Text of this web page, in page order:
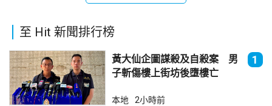
至 Hit 新聞排行榜
黃大仙企圖謀殺及自殺案 男
子斬傷樓上街坊後墮樓亡
1
本地 2小時前